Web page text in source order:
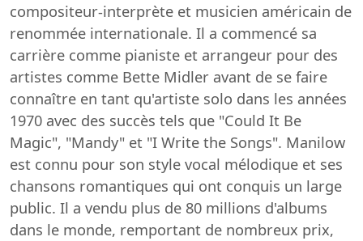
compositeur-interprète et musicien américain de
renommée internationale. Il a commencé sa
carrière comme pianiste et arrangeur pour des
artistes comme Bette Midler avant de se faire
connaître en tant qu'artiste solo dans les années
1970 avec des succès tels que "Could It Be
Magic", "Mandy" et "I Write the Songs". Manilow
est connu pour son style vocal mélodique et ses
chansons romantiques qui ont conquis un large
public. Il a vendu plus de 80 millions d'albums
dans le monde, remportant de nombreux prix,